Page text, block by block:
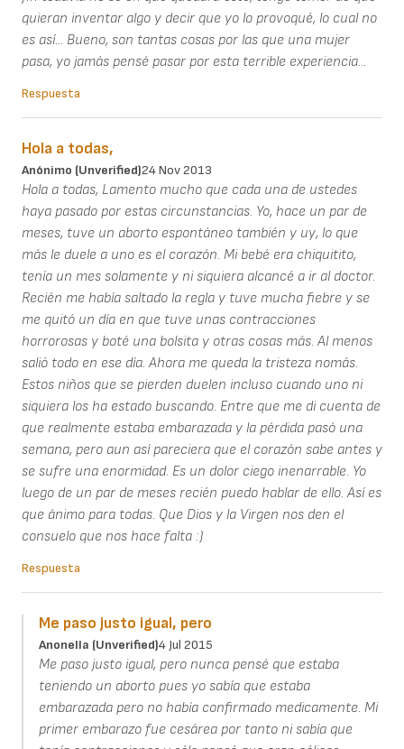
quieran inventar algo y decir que yo lo provoqué, lo cual no
es así... Bueno, son tantas cosas por las que una mujer
pasa, yo jamás pensé pasar por esta terrible experiencia...
Respuesta
Hola a todas,
Anónimo (unverified)24 Nov 2013
Hola a todas, Lamento mucho que cada una de ustedes
haya pasado por estas circunstancias. Yo, hace un par de
meses, tuve un aborto espontáneo también y uy, lo que
más le duele a uno es el corazón. Mi bebé era chiquitito,
tenía un mes solamente y ni siquiera alcancé a ir al doctor.
Recién me había saltado la regla y tuve mucha fiebre y se
me quitó un día en que tuve unas contracciones
horrorosas y boté una bolsita y otras cosas más. Al menos
salió todo en ese día. Ahora me queda la tristeza nomás.
Estos niños que se pierden duelen incluso cuando uno ni
siquiera los ha estado buscando. Entre que me di cuenta de
que realmente estaba embarazada y la pérdida pasó una
semana, pero aun así pareciera que el corazón sabe antes y
se sufre una enormidad. Es un dolor ciego inenarrable. Yo
luego de un par de meses recién puedo hablar de ello. Así es
que ánimo para todas. Que Dios y la Virgen nos den el
consuelo que nos hace falta :)
Respuesta
Me paso justo igual, pero
Anonella (unverified)4 Jul 2015
Me paso justo igual, pero nunca pensé que estaba
teniendo un aborto pues yo sabía que estaba
embarazada pero no había confirmado medicamente. Mi
primer embarazo fue cesárea por tanto ni sabía que